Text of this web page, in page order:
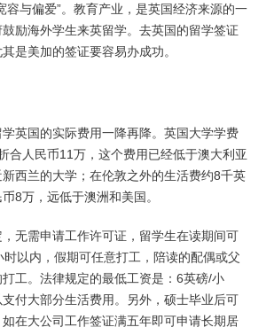
容与偏爱”。教育产业，是英国经济来源的一
励海外学生来英留学。去英国的留学签证
是美加的签证要容易办成功。
英国的实际费用一降再降。英国大学学费
合人民币11万，这个费用已经低于澳大利亚
西兰的大学；在伦敦之外的生活费约8千英
8万，远低于澳洲和美国。
无需申请工作许可证，留学生在读期间可
时以内，假期可任意打工，陪读的配偶或父
工。法律规定的最低工资是：6英磅/小
付大部分生活费用。另外，硕士毕业后可
在大公司工作签证满五年即可申请长期居